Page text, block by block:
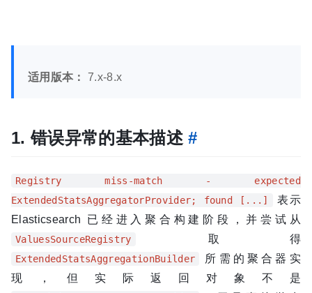
适用版本： 7.x-8.x
1. 错误异常的基本描述#
Registry miss-match - expected
ExtendedStatsAggregatorProvider; found [...]
表示
Elasticsearch 已经进入聚合构建阶段，并尝试从
ValuesSourceRegistry 取得
ExtendedStatsAggregationBuilder
所需的聚合器实
现，但实际返回对象不是